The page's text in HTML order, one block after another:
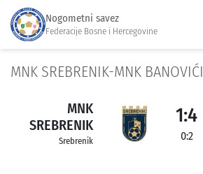
Nogometni savez
Federacije Bosne i Hercegovine
MNK SREBRENIK-MNK BANOVIĆI
MNK
SREBRENIK
Srebrenik
1:4
0:2